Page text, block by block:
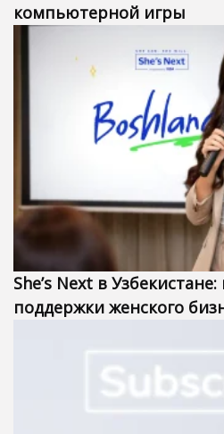
компьютерной игры
She’s Next в
поддержки женского